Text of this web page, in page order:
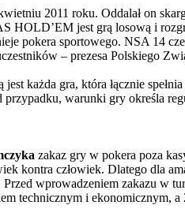
2011 roku. Oddalał on
HOLD’EM jest grą losową i
pokera sportowego. NSA 14
– prezesa Polskiego
każda gra, która łącznie
warunki gry określa
zakaz gry w pokera poza
kontra człowiek. Dlatego dla
wprowadzeniem zakazu w
technicznym i ekonomicznym, a